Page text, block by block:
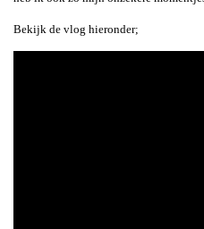
Bekijk de vlog hieronder;